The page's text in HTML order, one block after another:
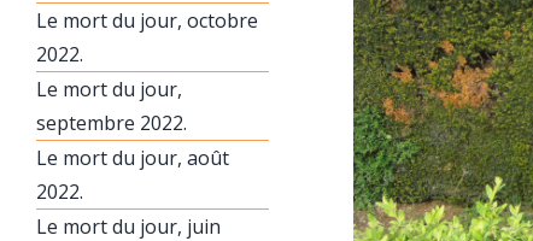
Le mort du jour, octobre
2022.
Le mort du jour,
septembre 2022.
Le mort du jour, août
2022.
Le mort du jour, juin